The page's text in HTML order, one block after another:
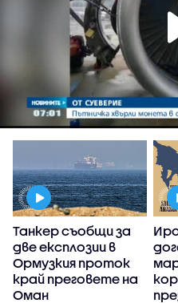
Танкер съобщи за
две експлозии в
Ормузкия проток
край преговете на
Оман